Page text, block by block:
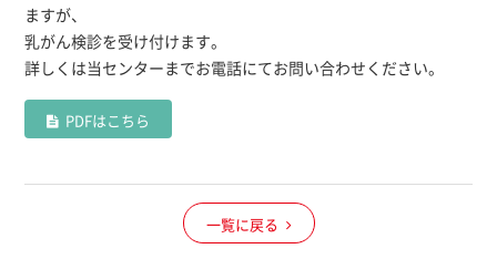
ますが、
乳がん検診を受け付けます。
詳しくは当センターまでお電話にてお問い合わせください。
PDFはこちら
一覧に戻る